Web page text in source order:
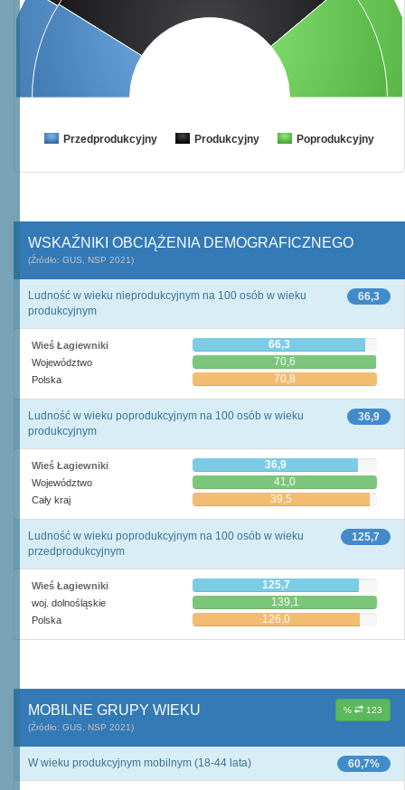
Przedprodukcyjny Produkcyjny Poprodukcyjny
WSKAŹNIKI OBCIĄŻENIA DEMOGRAFICZNEGO
(Źródło: GUS, NSP 2021)
66,3
Ludność w wieku nieprodukcyjnym na 100 osób w wieku
produkcyjnym
Wieś Łagiewniki 66,3
Województwo 70,6
Polska 70,8
36,9
Ludność w wieku poprodukcyjnym na 100 osób w wieku
produkcyjnym
Wieś Łagiewniki 36,9
Województwo 41,0
Cały kraj 39,5
125,7
Ludność w wieku poprodukcyjnym na 100 osób w wieku
przedprodukcyjnym
Wieś Łagiewniki 125,7
woj. dolnośląskie 139,1
Polska 126,0
% 123
MOBILNE GRUPY WIEKU
(Źródło: GUS, NSP 2021)
60,7%
W wieku produkcyjnym mobilnym (18-44 lata)